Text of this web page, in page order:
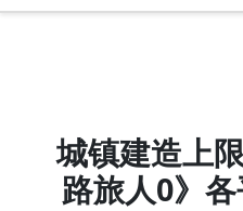
城镇建造上
路旅人0》